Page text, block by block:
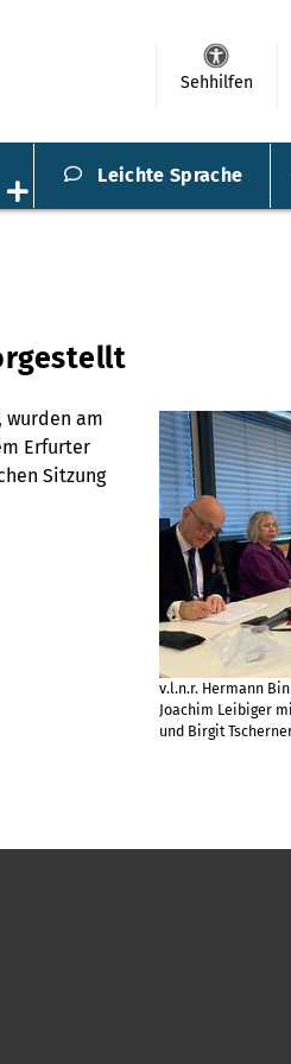
Sehhilfen
Leichte Sprache
v.l.n.r. Hermann
Joachim Leibiger
und Birgit
wurden am
Erfurter
Sitzung